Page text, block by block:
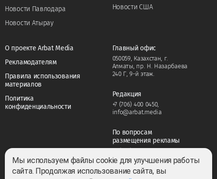
Новости Павлодара
Новости Атырау
Новости США
О проекте Arbat Media
Рекламодателям
Правила использования
материалов
Политика
конфиденциальности
Главный офис
050059, Казахстан, г.
Алматы, пр. Н. Назарбаева
240 Г, 9-й этаж.
Редакция
+7 (706) 400 0450,
info@arbat.media
По вопросам
размещения рекламы
adv@arbat.media
Мы используем файлы cookie для улучшения работы
сайта. Продолжая использование сайта, вы